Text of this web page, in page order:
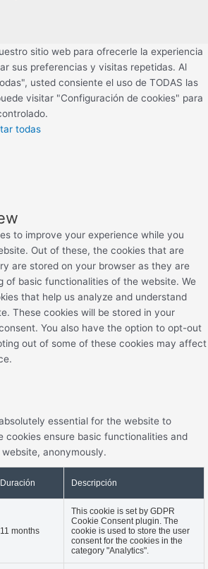
sitio web para ofrecerle la experiencia
sus preferencias y visitas repetidas. Al
usted consiente el uso de TODAS las
visitar "Configuración de cookies" para
todas
to improve your experience while you
Out of these, the cookies that are
are stored on your browser as they are
of basic functionalities of the website. We
that help us analyze and understand
These cookies will be stored in your
You also have the option to opt-out
out of some of these cookies may affect
essential for the website to
cookies ensure basic functionalities and
anonymously.
Duración Descripción
11 months
This cookie is set by GDPR
Cookie Consent plugin. The
cookie is used to store the user
consent for the cookies in the
category "Analytics".